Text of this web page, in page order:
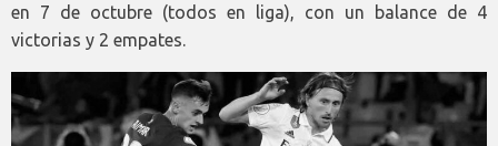
en 7 de octubre (todos en liga), con un balance de 4
victorias y 2 empates.